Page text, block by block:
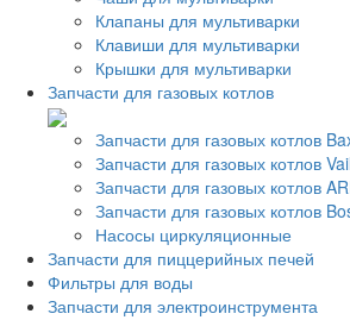
Клапаны для мультиварки
Клавиши для мультиварки
Крышки для мультиварки
Запчасти для газовых котлов
Запчасти для газовых котлов
Запчасти для газовых котлов
Запчасти для газовых котлов
Запчасти для газовых котлов
Насосы циркуляционные
Запчасти для пиццерийных печей
Фильтры для воды
Запчасти для электроинструмента